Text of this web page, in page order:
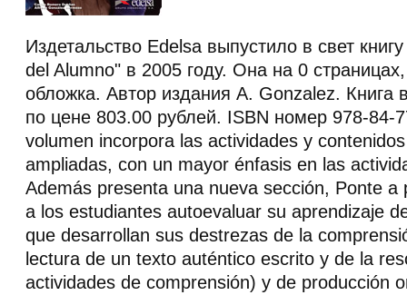
Издетальство Edelsa выпустило в свет
del Alumno" в 2005 году. Она на 0
обложка. Автор издания A. Gonzalez. Книга
по цене 803.00 рублей. ISBN номер 978-84-
volumen incorpora las actividades y
ampliadas, con un mayor énfasis en las
Además presenta una nueva sección, Ponte a
a los estudiantes autoevaluar su aprendizaje
que desarrollan sus destrezas de la
lectura de un texto auténtico escrito y de la
actividades de comprensión) y de producción